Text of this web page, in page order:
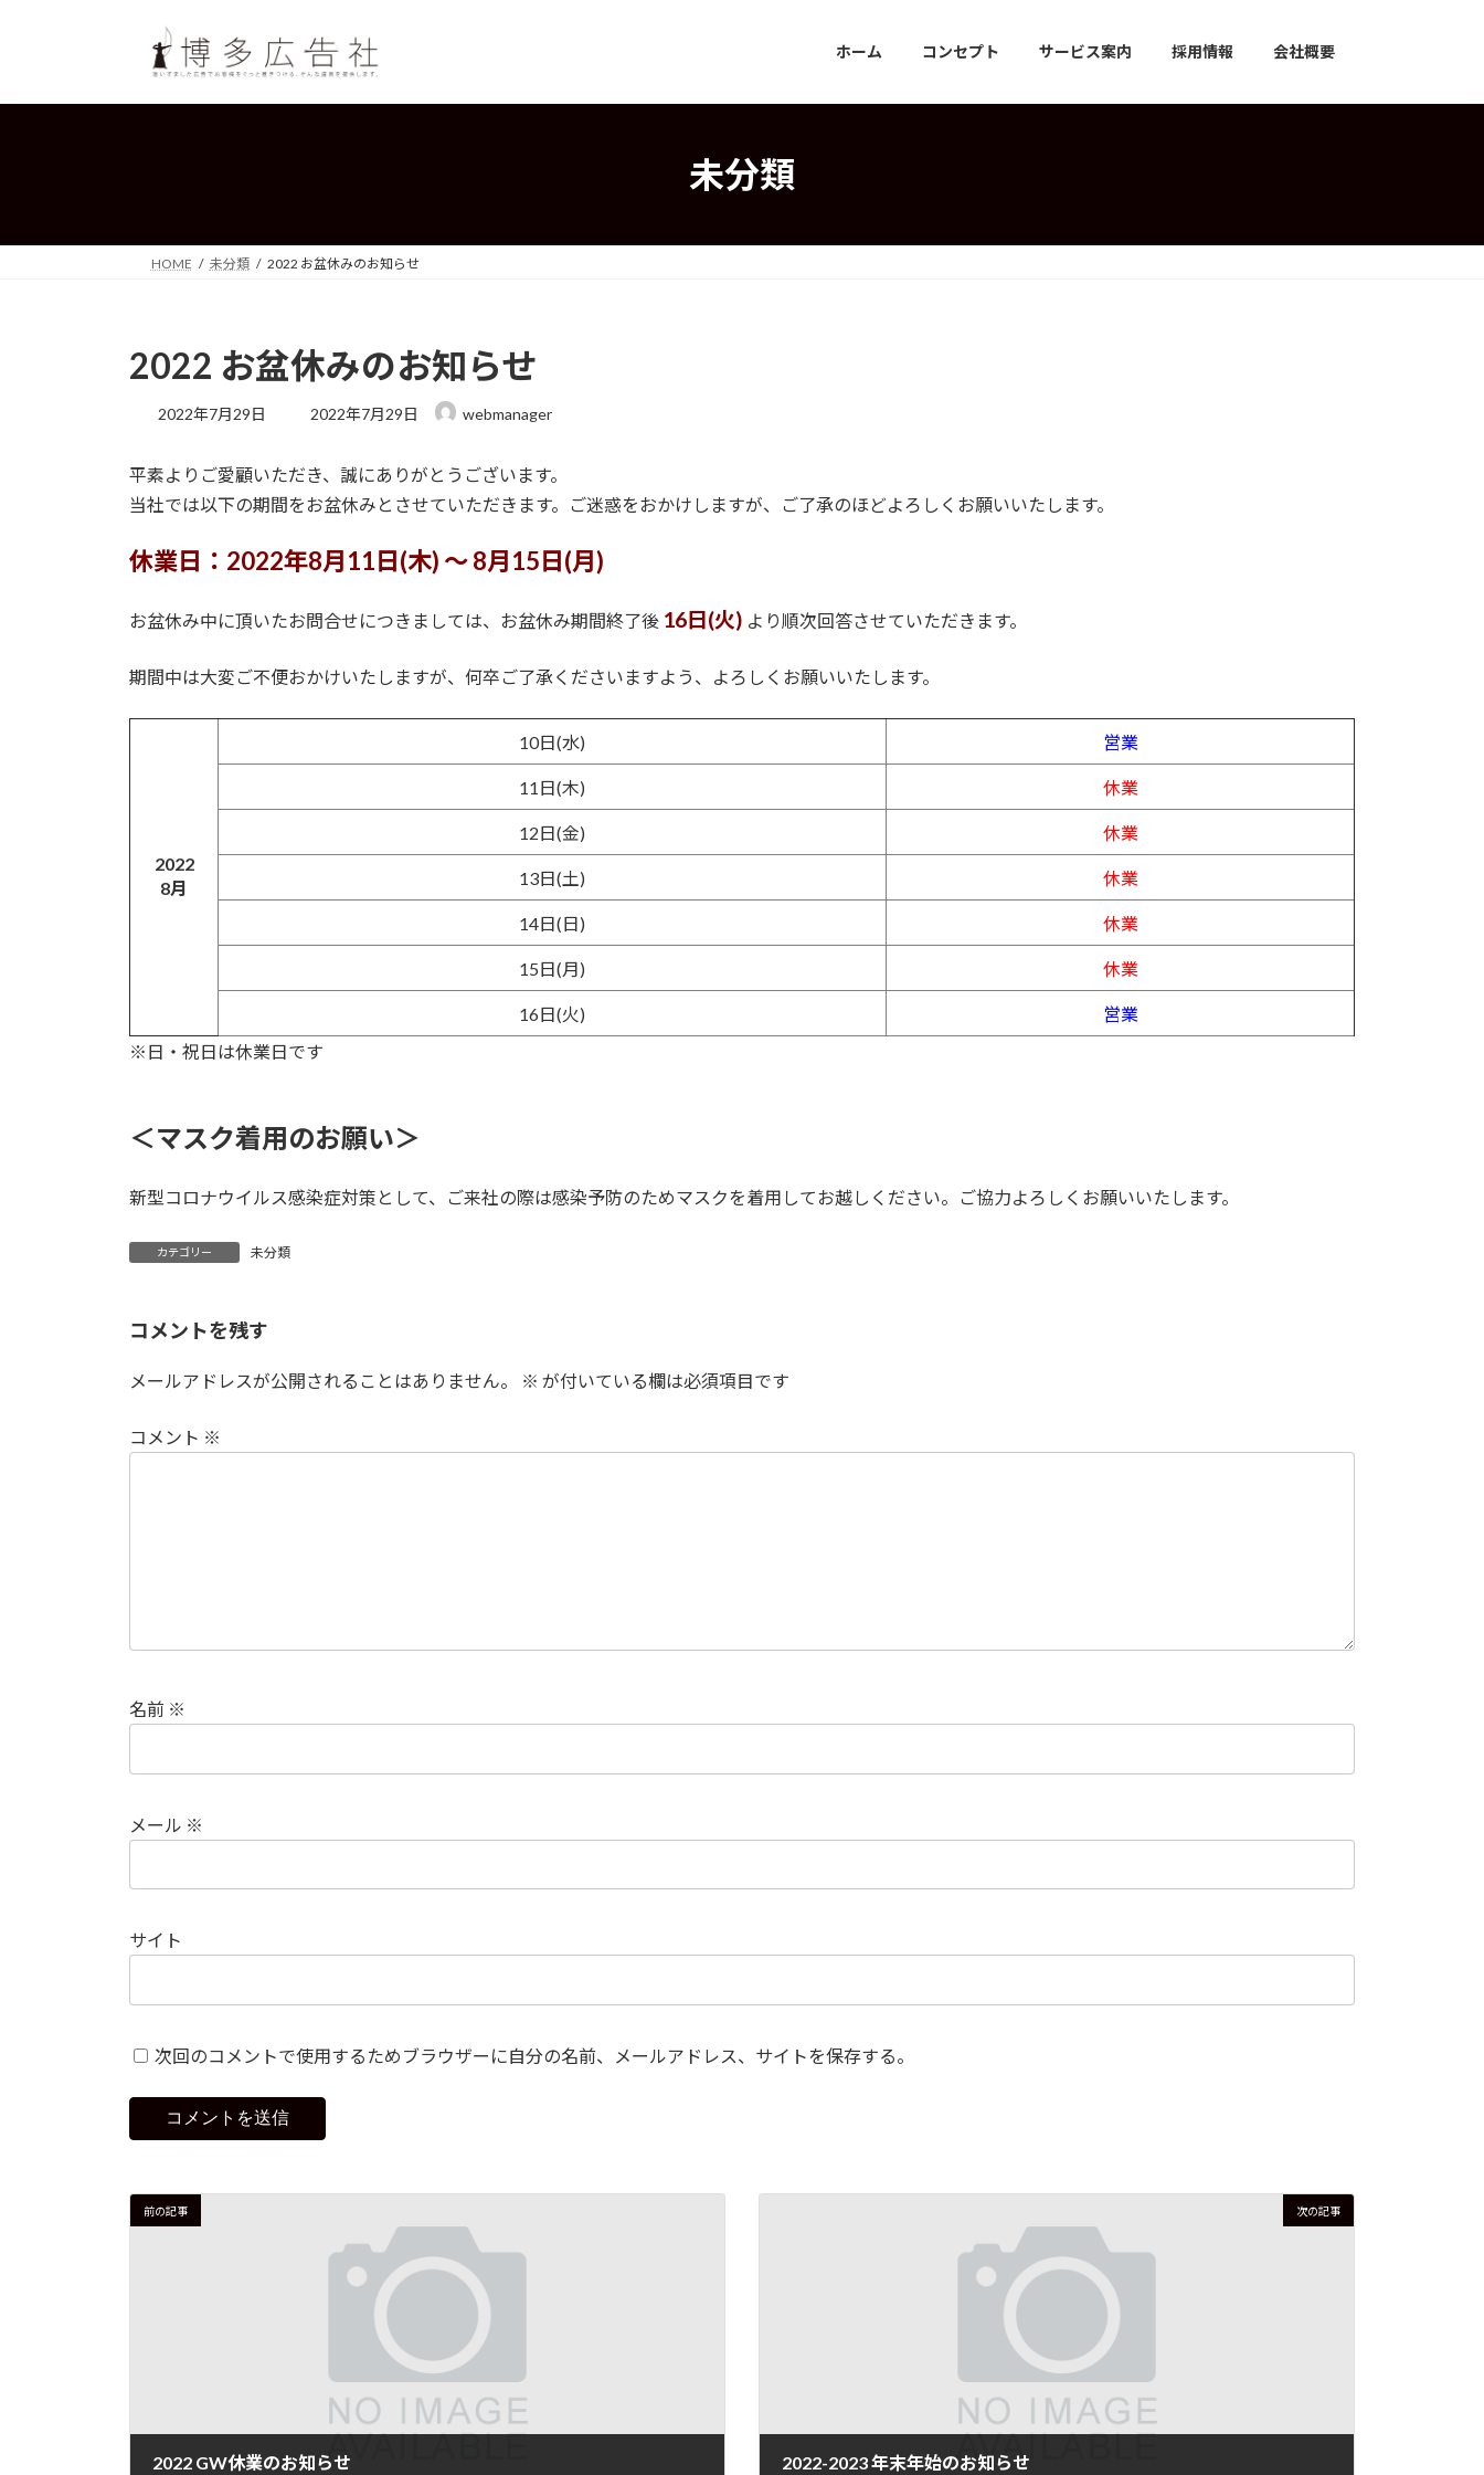
プ
動
ホーム コンセプト サービス案内 採用情報 会社概要
未分類
HOME 未分類 2022 お盆休みのお知らせ
2022 お盆休みのお知らせ
2022年7月29日
最
新
日
時
2022年7月29日 webmanager
平素よりご愛顧いただき、誠にありがとうございます。
当社では以下の期間をお盆休みとさせていただきます。ご迷惑をおかけしますが、ご了承のほどよろしくお願いいたします。
休業日：2022年8月11日(木) ～ 8月15日(月)
お盆休み中に頂いたお問合せにつきましては、お盆休み期間終了後 16日(火) より順次回答させていただきます。
期間中は大変ご不便おかけいたしますが、何卒ご了承くださいますよう、よろしくお願いいたします。
2022
8月
10日(水) 営業
11日(木) 休業
12日(金) 休業
13日(土) 休業
14日(日) 休業
15日(月) 休業
16日(火)
営業
※日・祝日は休業日です
＜マスク着用のお願い＞
新型コロナウイルス感染症対策として、ご来社の際は感染予防のためマスクを着用してお越しください。ご協力よろしくお願いいたします。
カテゴリー 未分類
コメントを残す
メールアドレスが公開されることはありません。 ※ が付いている欄は必須項目です
コメント ※
名前 ※
メール ※
サイト
次回のコメントで使用するためブラウザーに自分の名前、メールアドレス、サイトを保存する。
前の記事
2022 GW休業のお知らせ
次の記事
2022-2023 年末年始のお知らせ